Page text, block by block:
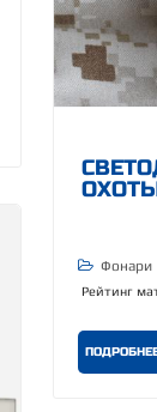
Фонари
Рейтинг